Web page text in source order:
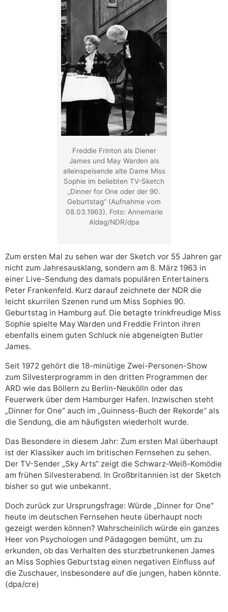
Freddie Frinton als Diener
James und May Warden als
alleinspeisende alte Dame Miss
Sophie im beliebten TV-Sketch
„Dinner for One oder der 90.
Geburtstag“ (Aufnahme vom
08.03.1963). Foto: Annemarie
Aldag/NDR/dpa
Zum ersten Mal zu sehen war der Sketch vor 55 Jahren gar
nicht zum Jahresausklang, sondern am 8. März 1963 in
einer Live-Sendung des damals populären Entertainers
Peter Frankenfeld. Kurz darauf zeichnete der NDR die
leicht skurrilen Szenen rund um Miss Sophies 90.
Geburtstag in Hamburg auf. Die betagte trinkfreudige Miss
Sophie spielte May Warden und Freddie Frinton ihren
ebenfalls einem guten Schluck nie abgeneigten Butler
James.
Seit 1972 gehört die 18-minütige Zwei-Personen-Show
zum Silvesterprogramm in den dritten Programmen der
ARD wie das Böllern zu Berlin-Neukölln oder das
Feuerwerk über dem Hamburger Hafen. Inzwischen steht
„Dinner for One“ auch im „Guinness-Buch der Rekorde“ als
die Sendung, die am häufigsten wiederholt wurde.
Das Besondere in diesem Jahr: Zum ersten Mal überhaupt
ist der Klassiker auch im britischen Fernsehen zu sehen.
Der TV-Sender „Sky Arts“ zeigt die Schwarz-Weiß-Komödie
am frühen Silvesterabend. In Großbritannien ist der Sketch
bisher so gut wie unbekannt.
Doch zurück zur Ursprungsfrage: Würde „Dinner for One“
heute im deutschen Fernsehen heute überhaupt noch
gezeigt werden können? Wahrscheinlich würde ein ganzes
Heer von Psychologen und Pädagogen bemüht, um zu
erkunden, ob das Verhalten des sturzbetrunkenen James
an Miss Sophies Geburtstag einen negativen Einfluss auf
die Zuschauer, insbesondere auf die jungen, haben könnte.
(dpa/cre)